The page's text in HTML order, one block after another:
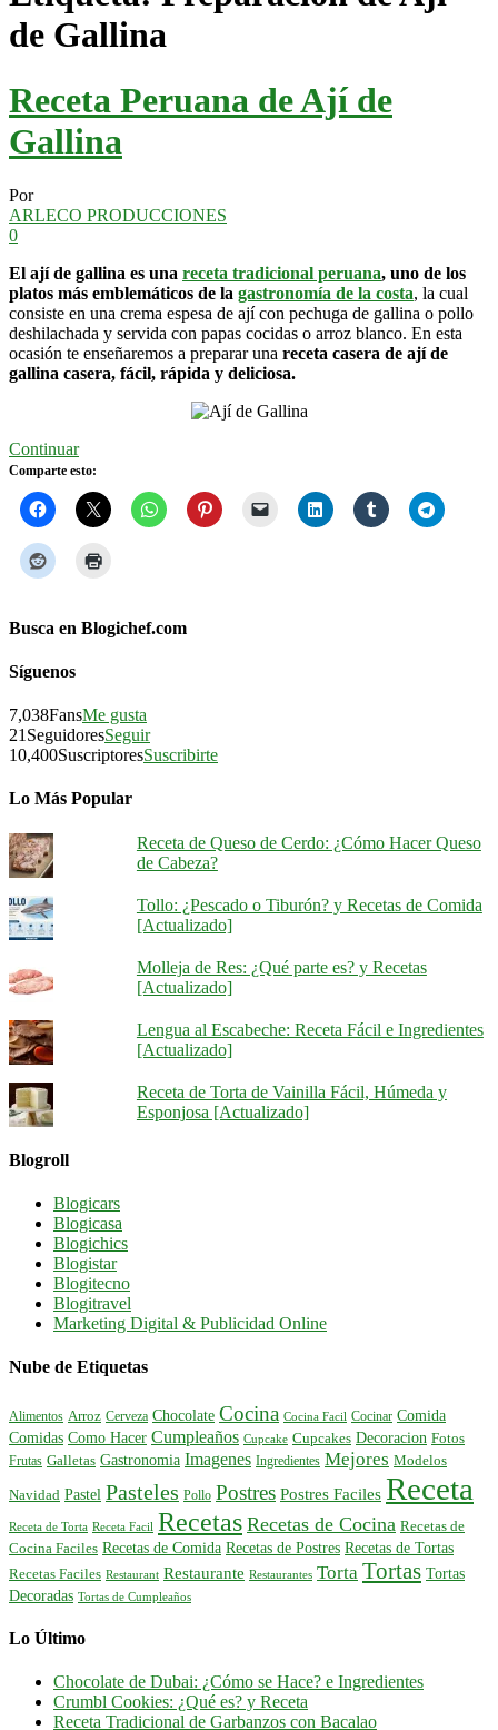
de Gallina
Receta Peruana de Ají de
Gallina
Por
ARLECO PRODUCCIONES
0
El ají de gallina es una receta tradicional peruana, uno de los
platos más emblemáticos de la gastronomía de la costa, la cual
consiste en una crema espesa de ají con pechuga de gallina o pollo
deshilachada y servida con papas cocidas o arroz blanco. En esta
ocasión te enseñaremos a preparar una receta casera de ají de
gallina casera, fácil, rápida y deliciosa.
Continuar
Comparte esto:
Busca en Blogichef.com
Síguenos
7,038FansMe gusta
21 SeguidoresSeguir
10,400SuscriptoresSuscribirte
Lo Más Popular
Receta de Queso de Cerdo: ¿Cómo Hacer Queso
de Cabeza?
Tollo: ¿Pescado o Tiburón? y Recetas de Comida
[Actualizado]
Molleja de Res: ¿Qué parte es? y Recetas
[Actualizado]
Lengua al Escabeche: Receta Fácil e Ingredientes
[Actualizado]
Receta de Torta de Vainilla Fácil, Húmeda y
Esponjosa [Actualizado]
Blogroll
Blogicars
Blogicasa
Blogichics
Blogistar
Blogitecno
Blogitravel
Marketing Digital & Publicidad Online
Nube de Etiquetas
Alimentos Arroz Cerveza Chocolate Cocina Cocina Facil Cocinar Comida
Comidas Como Hacer Cumpleaños Cupcake Cupcakes Decoracion Fotos
Frutas Galletas Gastronomia Imagenes Ingredientes Mejores Modelos
Navidad Pastel Pasteles Pollo Postres Postres Faciles Receta
Receta de Torta Receta Facil Recetas Recetas de Cocina Recetas de
Cocina Faciles Recetas de Comida Recetas de Postres Recetas de Tortas
Recetas Faciles Restaurant Restaurante Restaurantes Torta Tortas Tortas
Decoradas Tortas de Cumpleaños
Lo Último
Chocolate de Dubai: ¿Cómo se Hace? e Ingredientes
Crumbl Cookies: ¿Qué es? y Receta
Receta Tradicional de Garbanzos con Bacalao